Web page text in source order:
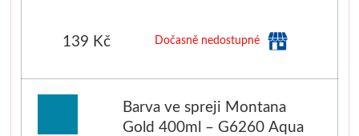
139 Kč Dočasně nedostupné
Barva ve spreji Montana
Gold 400ml – G6260 Aqua